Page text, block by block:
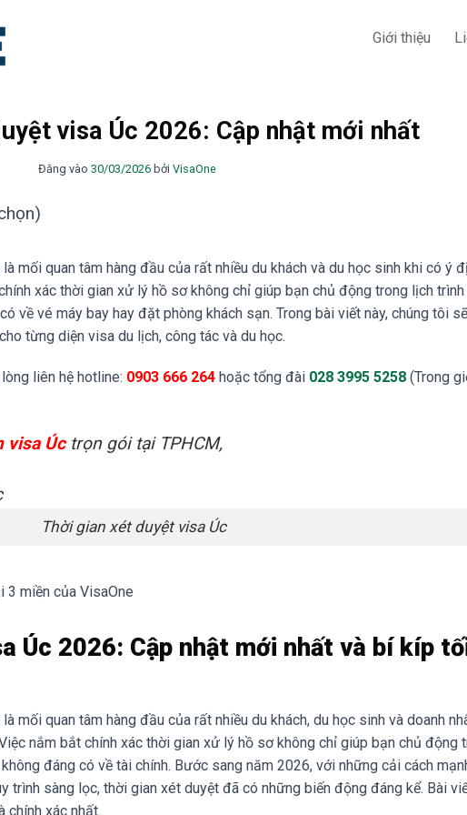
Giới thiệu
visa Úc 2026: Cập nhật mới nhất
Đăng vào 30/03/2026 bởi VisaOne
mối quan tâm hàng đầu của rất nhiều du khách và du học sinh khi có ý
xác thời gian xử lý hồ sơ không chỉ giúp bạn chủ động trong lịch trình
về vé máy bay hay đặt phòng khách sạn. Trong bài viết này, chúng tôi
từng diện visa du lịch, công tác và du học.
liên hệ hotline: 0903 666 264 hoặc tổng đài 028 3995 5258 (Trong
visa Úctrọn gói tại TPHCM,
Thời gian xét duyệt visa Úc
3 miền của VisaOne
Úc 2026: Cập nhật mới nhất và bí kíp
mối quan tâm hàng đầu của rất nhiều du khách, du học sinh và doanh
nắm bắt chính xác thời gian xử lý hồ sơ không chỉ giúp bạn chủ động
đáng có về tài chính. Bước sang năm 2026, với những cải cách
trình sàng lọc, thời gian xét duyệt đã có những biến động đáng kể. Bài
chính xác nhất.